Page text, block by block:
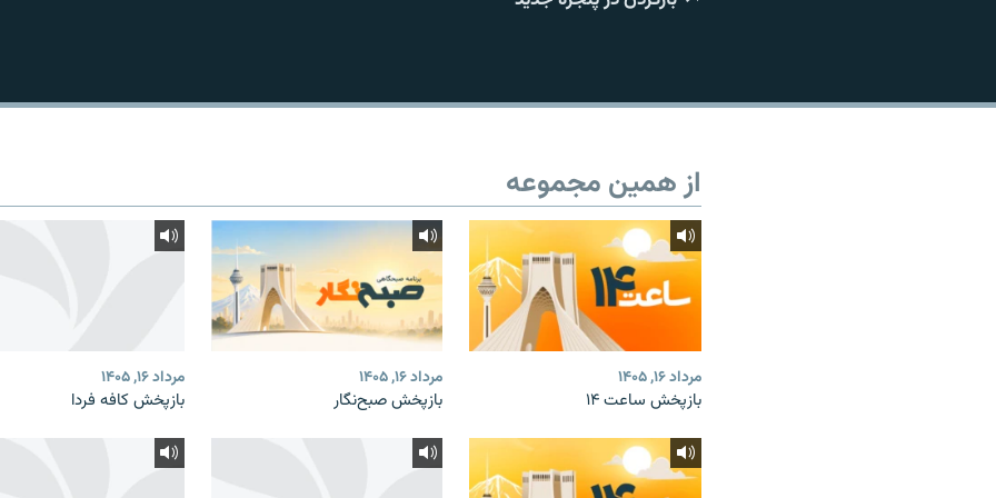
از همین مجموعه
مرداد ۱۶, ۱۴۰۵
بازپخش ساعت ۱۴
مرداد ۱۶, ۱۴۰۵
بازپخش صبح‌نگار
مرداد ۱۶, ۱۴۰۵
بازپخش کافه فردا